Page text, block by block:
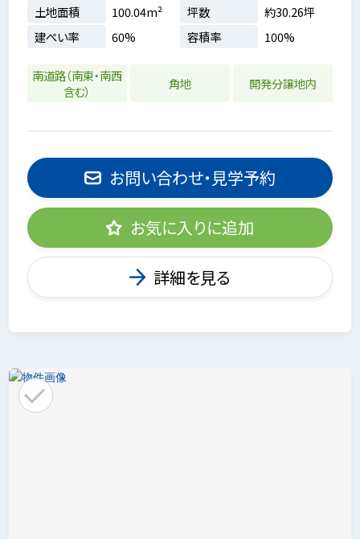
土地面積
100.04m² 坪数
約30.26坪
建ぺい率
60% 容積率 100%
南道路（南東・南西
含む）
角地 開発分譲地内
お問い合わせ・見学予約
お気に入りに追加
詳細を見る